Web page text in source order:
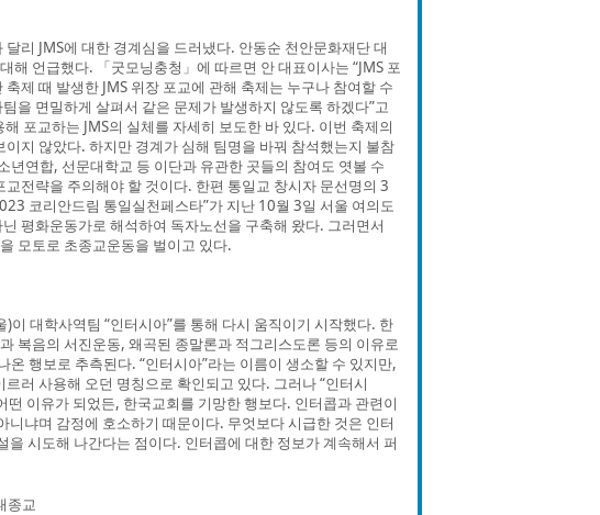
리 JMS에 대한 경계심을 드러냈다. 안동순 천안문화재단 대
해 언급했다. 「굿모닝충청」에 따르면 안 대표이사는 “JMS 포
제 때 발생한 JMS 위장 포교에 관해 축제는 누구나 참여할 수
을 면밀하게 살펴서 같은 문제가 발생하지 않도록 하겠다”고
포교하는 JMS의 실체를 자세히 보도한 바 있다. 이번 축제의
지 않았다. 하지만 경계가 심해 팀명을 바꿔 참석했는지 불참
연합, 선문대학교 등 이단과 유관한 곳들의 참여도 엿볼 수
전략을 주의해야 할 것이다. 한편 통일교 창시자 문선명의 3
코리안드림 통일실천페스타”가 지난 10월 3일 서울 여의도
평화운동가로 해석하여 독자노선을 구축해 왔다. 그러면서
모토로 초종교운동을 벌이고 있다.
대학사역팀 “인터시아”를 통해 다시 움직이기 시작했다. 한
복음의 서진운동, 왜곡된 종말론과 적그리스도론 등의 이유로
온 행보로 추측된다. “인터시아”라는 이름이 생소할 수 있지만,
러 사용해 오던 명칭으로 확인되고 있다. 그러나 “인터시
이유가 되었든, 한국교회를 기망한 행보다. 인터콥과 관련이
냐며 감정에 호소하기 때문이다. 무엇보다 시급한 것은 인터
시도해 나간다는 점이다. 인터콥에 대한 정보가 계속해서 퍼
종교